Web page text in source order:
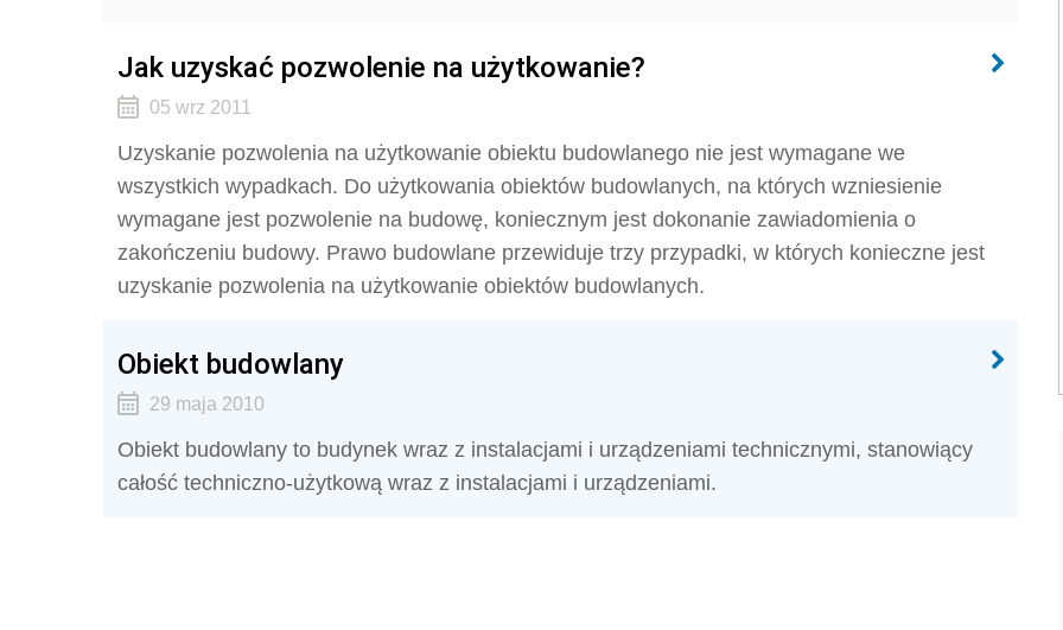
Jak uzyskać pozwolenie na użytkowanie?
05 wrz 2011
Uzyskanie pozwolenia na użytkowanie obiektu budowlanego nie jest wymagane we
wszystkich wypadkach. Do użytkowania obiektów budowlanych, na których wzniesienie
wymagane jest pozwolenie na budowę, koniecznym jest dokonanie zawiadomienia o
zakończeniu budowy. Prawo budowlane przewiduje trzy przypadki, w których konieczne jest
uzyskanie pozwolenia na użytkowanie obiektów budowlanych.
Obiekt budowlany
29 maja 2010
Obiekt budowlany to budynek wraz z instalacjami i urządzeniami technicznymi, stanowiący
całość techniczno-użytkową wraz z instalacjami i urządzeniami.